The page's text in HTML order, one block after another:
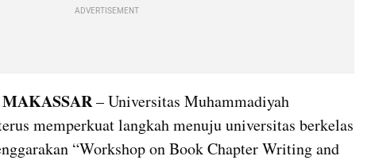
ADVERTISEMENT
– Universitas Muhammadiyah
memperkuat langkah menuju universitas berkelas
“Workshop on Book Chapter Writing and